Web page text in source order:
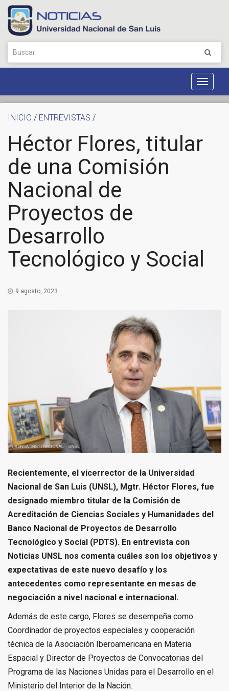
Toggle
INICIO / ENTREVISTAS /
Héctor Flores, titular
de una Comisión
Nacional de
Proyectos de
Desarrollo
Tecnológico y Social
9 agosto, 2023
Recientemente, el vicerrector de la Universidad
Nacional de San Luis (UNSL), Mgtr. Héctor Flores, fue
designado miembro titular de la Comisión de
Acreditación de Ciencias Sociales y Humanidades del
Banco Nacional de Proyectos de Desarrollo
Tecnológico y Social (PDTS). En entrevista con
Noticias UNSL nos comenta cuáles son los objetivos y
expectativas de este nuevo desafío y los
antecedentes como representante en mesas de
negociación a nivel nacional e internacional.
Además de este cargo, Flores se desempeña como
Coordinador de proyectos especiales y cooperación
técnica de la Asociación Iberoamericana en Materia
Espacial y Director de Proyectos de Convocatorias del
Programa de las Naciones Unidas para el Desarrollo en el
Ministerio del Interior de la Nación.